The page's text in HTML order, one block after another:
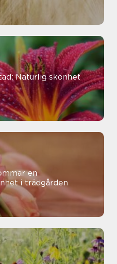
Naturlig skönhet
en
i trädgården